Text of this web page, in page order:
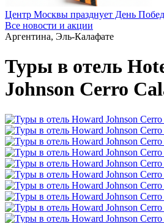
Центр Москвы празднует День
Все новости и акции
Аргентина, Эль-Калафате
Туры в отель
Johnson Cerro